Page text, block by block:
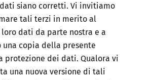
siano corretti. Vi invitiamo
tali terzi in merito al
dati da parte nostra e a
copia della presente
protezione dei dati. Qualora vi
una nuova versione di tali